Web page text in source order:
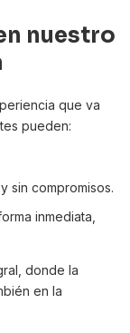
nuestro
que va
pueden:
sin compromisos.
inmediata,
donde la
en la